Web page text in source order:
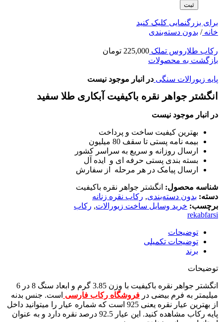
ثبت
برای بزرگنمایی کلیک کنید
خانه/ بدون دسته‌بندی
رکاب طلاروس تملک 225,000 تومان
بازگشت به محصولات
پایه زیورالات سنگی در انبار موجود نیست
انگشتر جواهر نقره باکیفیت آبکاری طلا سفید
در انبار موجود نیست
بهترین کیفیت ساخت و پرداخت
بیمه نامه پستی تا سقف 80 میلیون
ارسال روزانه و سریع به سراسر کشور
بسته بندی پستی حرفه ای و ایده آل
ارسال پیامک در هر مرحله از سفارش
شناسه محصول: انگشتر جواهر نقره باکیفیت
دسته: بدون دسته‌بندی, رکاب نقره زنانه
برچسب: خرید وسایل ساخت زیورالات, رکاب
rekabfarsi
توضیحات
توضیحات تکمیلی
برند
توضیحات
انگشتر جواهر نقره باکیفیت با وزن 3.85 گرم و ابعاد سنگ 8 در 6
میلیمتر به فرم بیضی در فروشگاه رکاب فارسی است. جنس بدنه
از بهترین عیار نقره یعنی 925 است که شماره عیار را میتوانید داخل
پایه رکاب مشاهده کنید. این عیار 92.5 درصد نقره دارد و به عنوان